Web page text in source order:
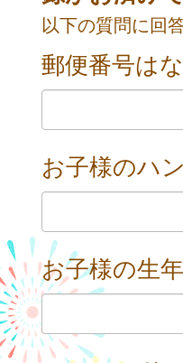
以下の質問に回
郵便番号は
お子様のハ
お子様の生